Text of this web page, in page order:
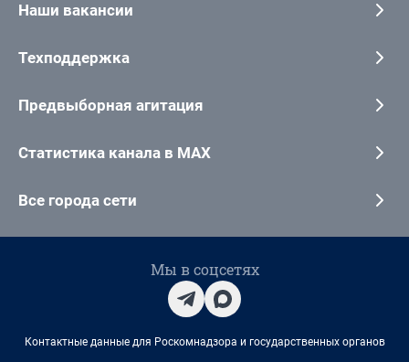
Наши вакансии
Техподдержка
Предвыборная агитация
Статистика канала в MAX
Все города сети
Мы в соцсетях
Контактные данные для Роскомнадзора и государственных органов